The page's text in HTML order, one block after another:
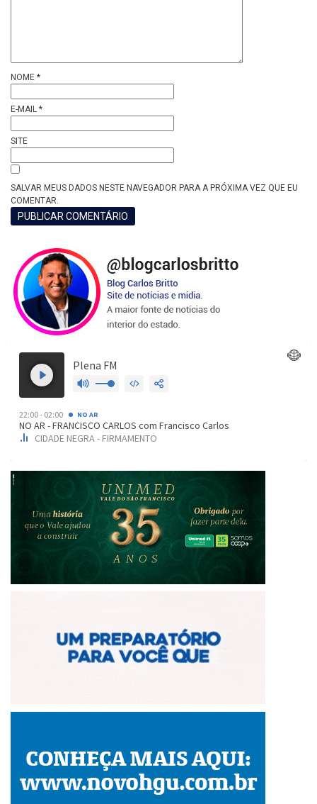
NOME *
E-MAIL *
SITE
SALVAR MEUS DADOS NESTE NAVEGADOR PARA A PRÓXIMA VEZ QUE EU
COMENTAR.